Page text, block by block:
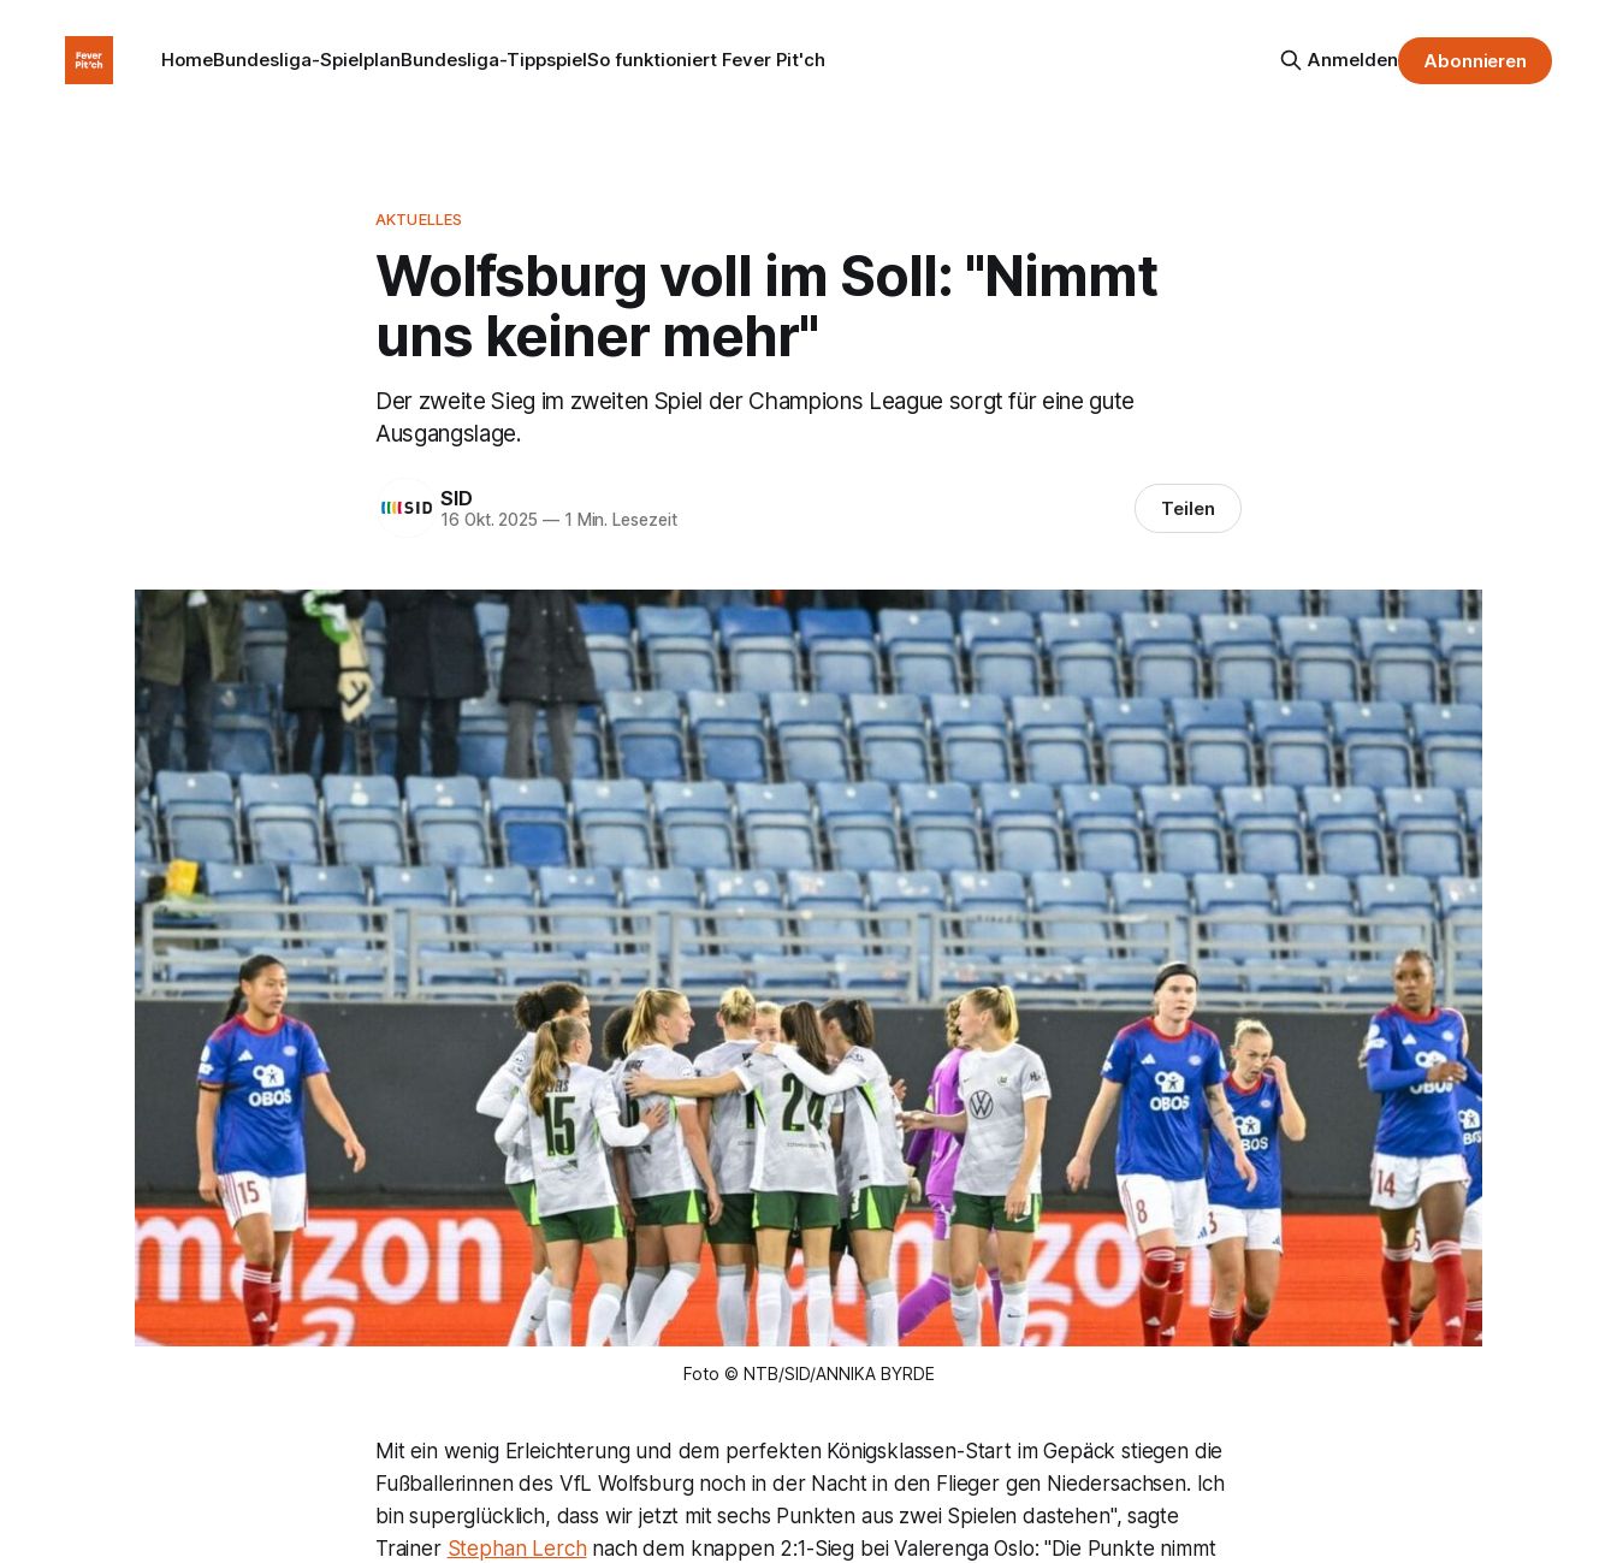
HomeBundesliga-SpielplanBundesliga-TippspielSo funktioniert Fever Pit'ch Anmelden Abonnieren
AKTUELLES
Wolfsburg voll im Soll: "Nimmt
uns keiner mehr"
Der zweite Sieg im zweiten Spiel der Champions League sorgt für eine gute
Ausgangslage.
SID
16 Okt. 2025 —1 Min. Lesezeit Teilen
Foto © NTB/SID/ANNIKA BYRDE
Mit ein wenig Erleichterung und dem perfekten Königsklassen-Start im Gepäck stiegen die
Fußballerinnen des VfL Wolfsburg noch in der Nacht in den Flieger gen Niedersachsen. Ich
bin superglücklich, dass wir jetzt mit sechs Punkten aus zwei Spielen dastehen", sagte
Trainer Stephan Lerchnach dem knappen 2:1-Sieg bei Valerenga Oslo: "Die Punkte nimmt